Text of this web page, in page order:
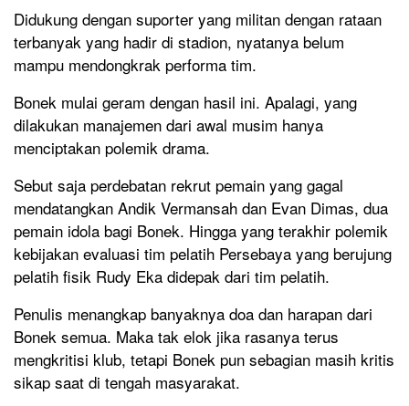
Didukung dengan suporter yang militan dengan rataan
terbanyak yang hadir di stadion, nyatanya belum
mampu mendongkrak performa tim.
Bonek mulai geram dengan hasil ini. Apalagi, yang
dilakukan manajemen dari awal musim hanya
menciptakan polemik drama.
Sebut saja perdebatan rekrut pemain yang gagal
mendatangkan Andik Vermansah dan Evan Dimas, dua
pemain idola bagi Bonek. Hingga yang terakhir polemik
kebijakan evaluasi tim pelatih Persebaya yang berujung
pelatih fisik Rudy Eka didepak dari tim pelatih.
Penulis menangkap banyaknya doa dan harapan dari
Bonek semua. Maka tak elok jika rasanya terus
mengkritisi klub, tetapi Bonek pun sebagian masih kritis
sikap saat di tengah masyarakat.